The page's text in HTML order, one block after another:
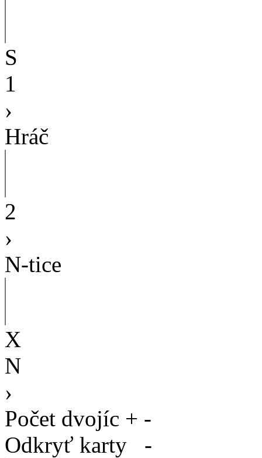
S
1
›
Hráč
2
›
N-tice
X
N
›
Počet dvojíc + -
Odkryť karty
-